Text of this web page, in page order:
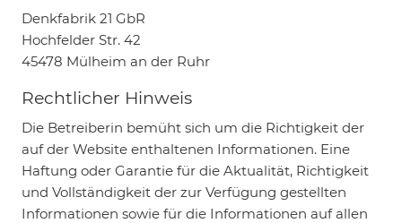
Denkfabrik 21 GbR
Hochfelder Str. 42
45478 Mülheim an der Ruhr
Rechtlicher Hinweis
Die Betreiberin bemüht sich um die Richtigkeit der
auf der Website enthaltenen Informationen. Eine
Haftung oder Garantie für die Aktualität, Richtigkeit
und Vollständigkeit der zur Verfügung gestellten
Informationen sowie für die Informationen auf allen